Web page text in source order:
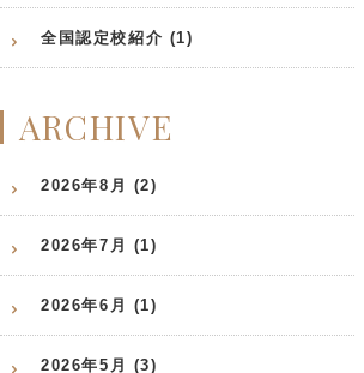
全国認定校紹介 (1)
ARCHIVE
2026年8月 (2)
2026年7月 (1)
2026年6月 (1)
2026年5月 (3)